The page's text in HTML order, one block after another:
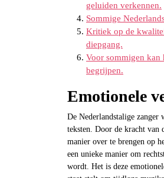
geluiden verkennen.
Sommige
Kritiek op de
diepgang.
Voor sommigen kan
begrijpen.
Emotionele
De Nederlandstalige zanger
teksten. Door de kracht van
manier over te brengen op
een unieke manier om
wordt. Het is deze